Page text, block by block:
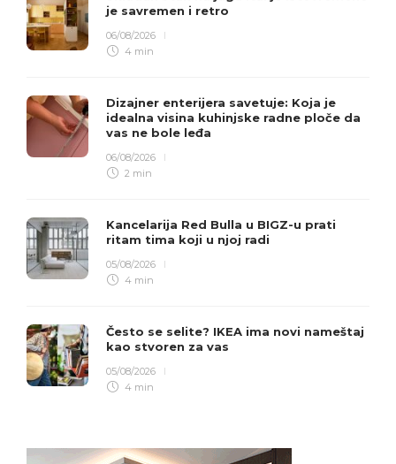
je savremen i retro
06/08/2026
4 min
Dizajner enterijera savetuje: Koja je
idealna visina kuhinjske radne ploče da
vas ne bole leđa
06/08/2026
2 min
Kancelarija Red Bulla u BIGZ-u prati
ritam tima koji u njoj radi
05/08/2026
4 min
Često se selite? IKEA ima novi nameštaj
kao stvoren za vas
05/08/2026
4 min